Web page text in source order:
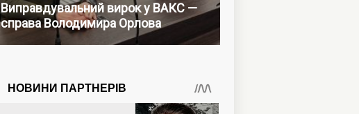
Виправдувальний вирок у ВАКС —
справа Володимира Орлова